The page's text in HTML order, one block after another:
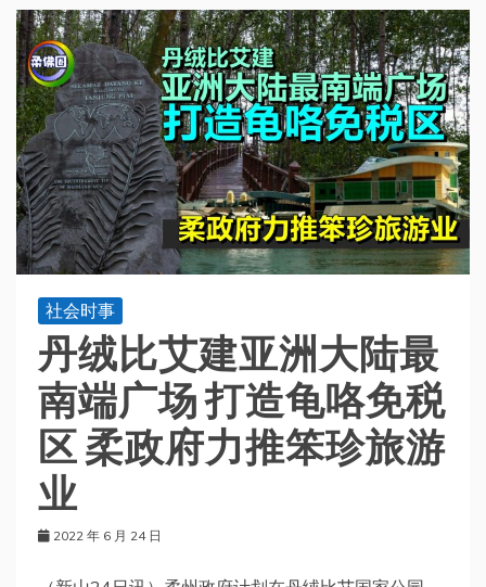
社会时事
丹绒比艾建亚洲大陆最
南端广场 打造龟咯免税
区 柔政府力推笨珍旅游
业
2022 年 6 月 24 日